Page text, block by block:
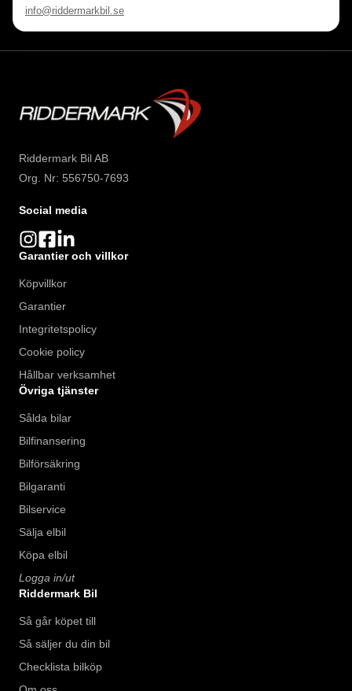
info@riddermarkbil.se
Riddermark Bil AB
Org. Nr: 556750-7693
Social media
Garantier och villkor
Köpvillkor
Garantier
Integritetspolicy
Cookie policy
Hållbar verksamhet
Övriga tjänster
Sålda bilar
Bilfinansering
Bilförsäkring
Bilgaranti
Bilservice
Sälja elbil
Köpa elbil
Logga in/ut
Riddermark Bil
Så går köpet till
Så säljer du din bil
Checklista bilköp